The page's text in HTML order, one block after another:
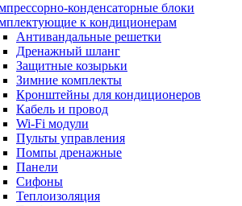
конденсаторные блоки
к кондиционерам
Антивандальные решетки
Дренажный шланг
Защитные козырьки
Зимние комплекты
Кронштейны для кондиционеров
Кабель и провод
Wi-Fi модули
Пульты управления
Помпы дренажные
Панели
Сифоны
Теплоизоляция